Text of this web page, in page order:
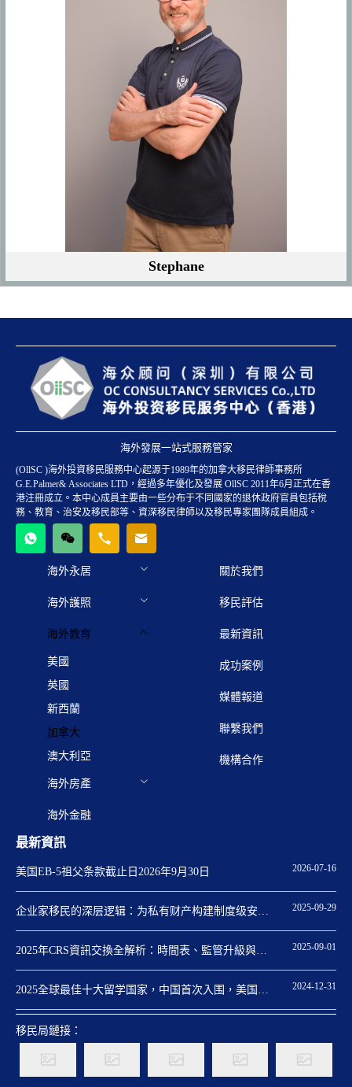
Stephane
海外發展一站式服務管家
(OllSC )海外投資移民服務中心起源于1989年的加拿大移民律師事務所
G.E.Palmer& Associates LTD，經過多年優化及發展 OllSC 2011年6月正式在香
港注冊成立。本中心成員主要由一些分布于不同國家的退休政府官員包括稅
務、教育、治安及移民部等、資深移民律師以及移民專家團隊成員組成。
海外永居
海外護照
海外教育
美國
英國
新西蘭
加拿大
澳大利亞
海外房產
海外金融
關於我們
移民評估
最新資訊
成功案例
媒體報道
聯繫我們
機構合作
最新資訊
2026-07-16
美国EB-5祖父条款截止日2026年9月30日
2025-09-29
企业家移民的深层逻辑：为私有财产构建制度级安全
2025-09-01
2025年CRS資訊交換全解析：時間表、監管升級與身
2024-12-31
2025全球最佳十大留学国家，中国首次入围，美国重
移民局鏈接：